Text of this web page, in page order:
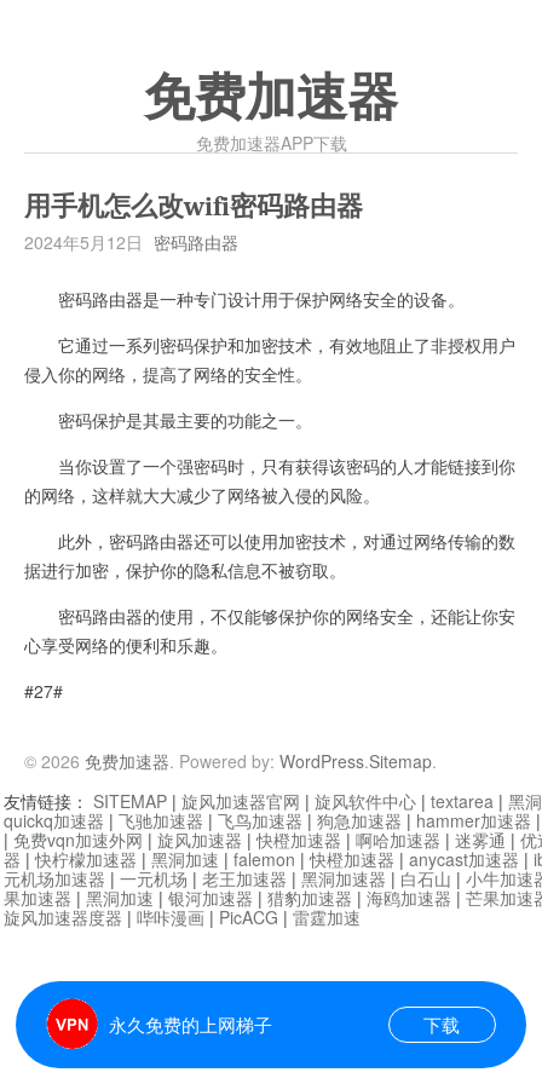
免费加速器
免费加速器APP下载
用手机怎么改wifi密码路由器
2024年5月12日 密码路由器
密码路由器是一种专门设计用于保护网络安全的设备。
它通过一系列密码保护和加密技术，有效地阻止了非授权用户
侵入你的网络，提高了网络的安全性。
密码保护是其最主要的功能之一。
当你设置了一个强密码时，只有获得该密码的人才能链接到你
的网络，这样就大大减少了网络被入侵的风险。
此外，密码路由器还可以使用加密技术，对通过网络传输的数
据进行加密，保护你的隐私信息不被窃取。
密码路由器的使用，不仅能够保护你的网络安全，还能让你安
心享受网络的便利和乐趣。
#27#
© 2026 免费加速器. Powered by: WordPress.Sitemap.
永久免费的上网梯子 下载
友情链接： SITEMAP | 旋风加速器官网 | 旋风软件中心 | textarea | 黑
quickq加速器 | 飞驰加速器 | 飞鸟加速器 | 狗急加速器 | hammer加速器
| 免费vqn加速外网 | 旋风加速器 |快橙加速器 | 啊哈加速器 | 迷雾通 | 优
器 |快柠檬加速器 | 黑洞加速 | falemon |快橙加速器 | anycast加速器 |
元机场加速器 | 一元机场 | 老王加速器 | 黑洞加速器 | 白石山 | 小牛加速
果加速器 | 黑洞加速 | 银河加速器 | 猎豹加速器 | 海鸥加速器 | 芒果加速
旋风加速器度器 | 哔咔漫画 | PicACG | 雷霆加速